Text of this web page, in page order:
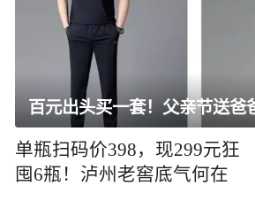
单瓶扫码价398，现299元狂
囤6瓶！泸州老窖底气何在